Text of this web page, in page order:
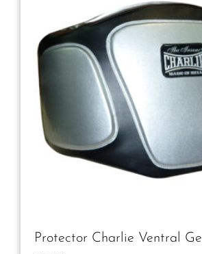
Protector Charlie Ventral Gel